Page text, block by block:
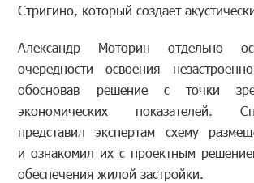
Стригино, который создает
Александр Моторин отдельно
очередности освоения
обосновав решение с точки
экономических показателей.
представил экспертам схему
и ознакомил их с проектным
обеспечения жилой застройки.